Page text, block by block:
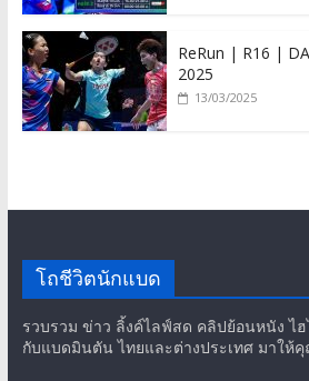
ReRun | R16 |
2025
13/03/2025
โถชีวิตนักแบด
รวบรวม ข่าว ลิ้งค์ไลฟ์สด คลิปย้อนหนัง ไฮ
กับแบดมินตัน ไทยและต่างประเทศ มาให้